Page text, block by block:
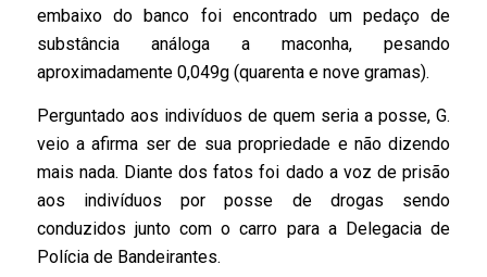
embaixo do banco foi encontrado um pedaço de
substância análoga a maconha, pesando
aproximadamente 0,049g (quarenta e nove gramas).
Perguntado aos indivíduos de quem seria a posse, G.
veio a afirma ser de sua propriedade e não dizendo
mais nada. Diante dos fatos foi dado a voz de prisão
aos indivíduos por posse de drogas sendo
conduzidos junto com o carro para a Delegacia de
Polícia de Bandeirantes.